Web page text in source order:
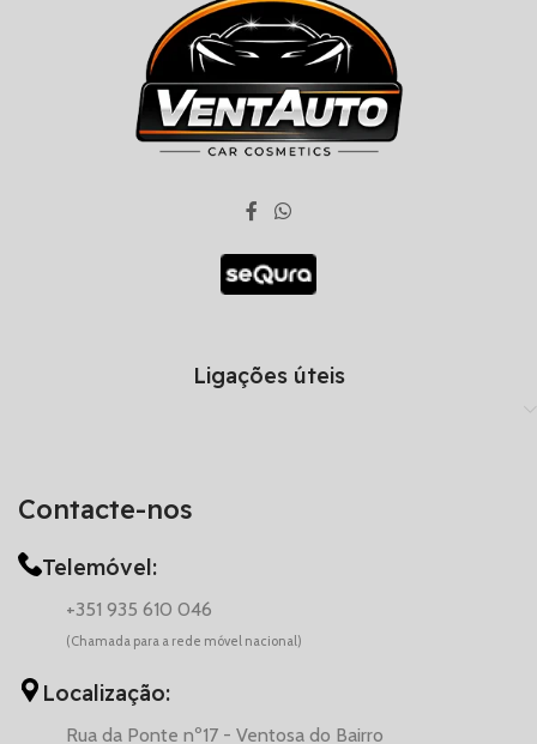
Contacte-nos
Telemóvel:
+351 935 610 046
(Chamada para a rede móvel nacional)
Localização:
Rua da Ponte nº17 - Ventosa do Bairro
Ligações úteis